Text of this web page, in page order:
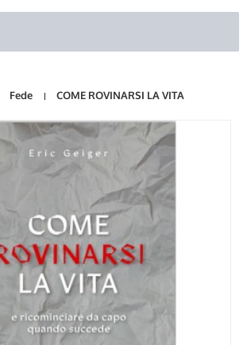
Fede COME ROVINARSI LA VITA